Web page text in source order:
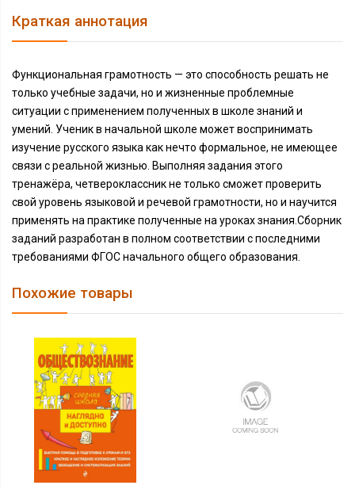
Краткая аннотация
Функциональная грамотность — это способность решать не
только учебные задачи, но и жизненные проблемные
ситуации с применением полученных в школе знаний и
умений. Ученик в начальной школе может воспринимать
изучение русского языка как нечто формальное, не имеющее
связи с реальной жизнью. Выполняя задания этого
тренажёра, четвероклассник не только сможет проверить
свой уровень языковой и речевой грамотности, но и научится
применять на практике полученные на уроках знания.Сборник
заданий разработан в полном соответствии с последними
требованиями ФГОС начального общего образования.
Похожие товары